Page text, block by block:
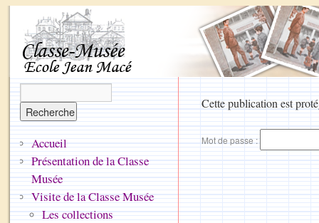
Cette publication est
Mot de passe :
Accueil
Présentation de la Classe
Musée
Visite de la Classe Musée
Les collections